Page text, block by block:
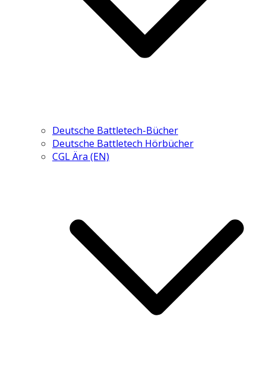
Deutsche Battletech-Bücher
Deutsche Battletech Hörbücher
CGL Ära (EN)